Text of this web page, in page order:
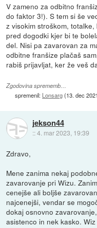
V zameno za odbitno
do faktor 3!). S tem si še
z visokim stroškom,
pred dogodki kjer bi te
del. Nisi pa zavarovan za
odbitne franšize plačaš
rabiš prijavljat, ker že veš
Zgodovina sprememb…
spremenil: Lonsarg(13. dec
jekson44
::4. mar 2023, 19:39
Zdravo,
Mene zanima nekaj
zavarovanje pri Wizu.
cenejše ali boljše
najcenejši, vendar se
dokaj osnovno
asistenco in nek kasko.